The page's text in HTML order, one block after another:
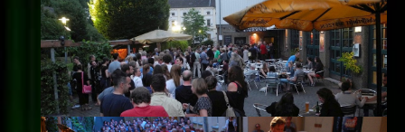
Anreise
Wetter
Kinogutschein
Konzept